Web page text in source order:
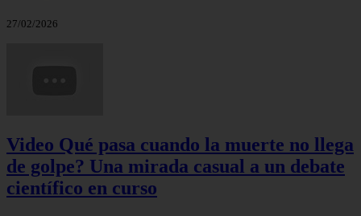
27/02/2026
Video Qué pasa cuando la muerte no llega
de golpe? Una mirada casual a un debate
científico en curso